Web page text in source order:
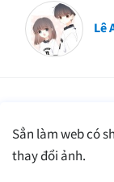
Lê
Sẳn làm web có
thay đổi ảnh.